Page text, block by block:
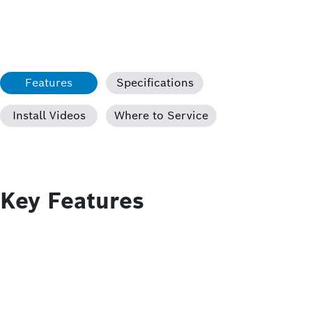
Features Specifications
Install Videos Where to Service
Key Features